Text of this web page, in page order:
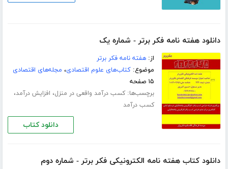
دانلود هفته نامه فکر برتر - شماره یک
از:هفته نامه فکر برتر
موضوع:کتاب‌های علوم اقتصادی، مجله‌های اقتصادی
۱۵ صفحه
برچسب‌ها:کسب درآمد واقعی در منزل، افزایش درآمد،
کسب درآمد
دانلود کتاب
دانلود کتاب هفته نامه الکترونیکی فکر برتر - شماره دوم